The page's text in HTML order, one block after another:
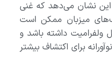
نشان می‌دهد که غنی
میزبان ممکن است
داشته باشد و
برای اکتشاف بیشتر